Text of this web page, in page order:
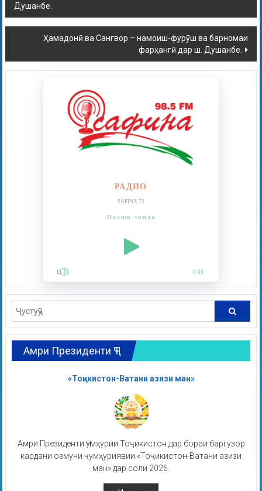
Душанбе.
Ҳамадонӣ ва Сангвор – намоиш-фурӯш ва барномаи
фарҳангӣ дар ш. Душанбе.
РАДИО
SAFINA.TJ
Пахши зинда
0:00
Амри Президенти ҶТ
«Тоҷикистон-Ватани азизи ман»
Амри Президенти Ҷумҳурии Тоҷикистон дар бораи баргузор
кардани озмуни ҷумҳуриявии «Тоҷикистон-Ватани азизи
ман» дар соли 2026.